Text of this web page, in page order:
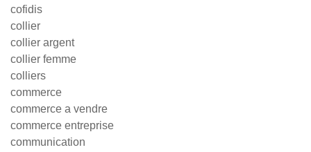
cofidis
collier
collier argent
collier femme
colliers
commerce
commerce a vendre
commerce entreprise
communication